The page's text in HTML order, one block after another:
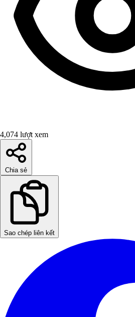
4,074 lượt xem
Chia sẻ
Sao chép liên kết